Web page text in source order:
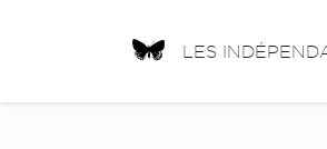
LES